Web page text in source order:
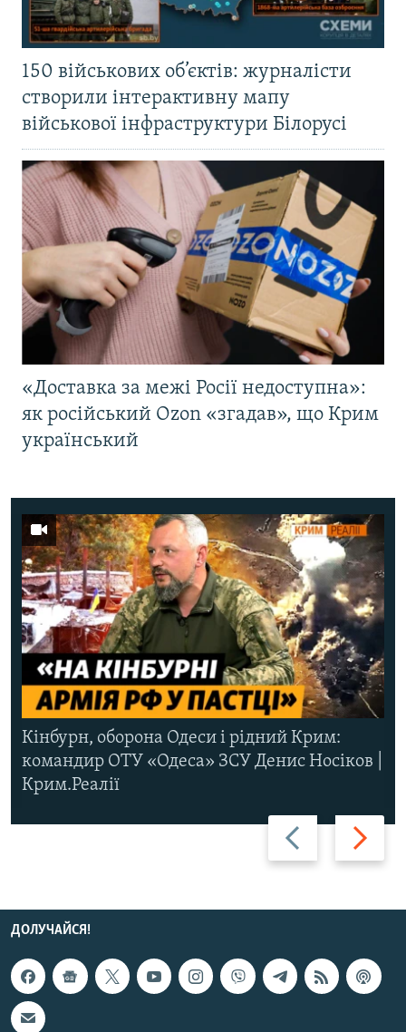
150 військових об’єктів: журналісти
створили інтерактивну мапу
військової інфраструктури Білорусі
«Доставка за межі Росії недоступна»:
як російський Ozon «згадав», що Крим
український
Назад Вперед
Кінбурн, оборона Одеси і рідний Крим:
командир ОТУ «Одеса» ЗСУ Денис Носіков |
Крим.Реалії
ДОЛУЧАЙСЯ!